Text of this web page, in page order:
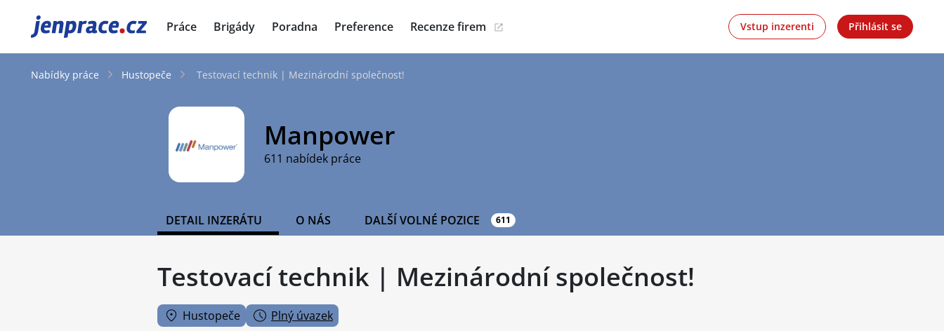
JenPráce.cz Práce Brigády Poradna Preference Recenze firem Vstup inzerenti Přihlásit se
Nabídky práce Hustopeče Testovací technik | Mezinárodní společnost!
Manpower
611 nabídek práce
DETAIL INZERÁTU O NÁS DALŠÍ VOLNÉ POZICE 611
Testovací technik | Mezinárodní společnost!
Hustopeče Plný úvazek